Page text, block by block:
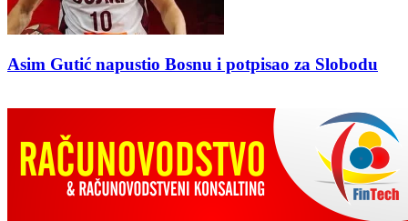
Asim Gutić napustio Bosnu i potpisao za Slobodu